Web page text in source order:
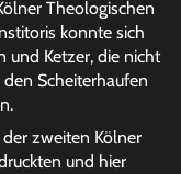
Theologischen
konnte sich
und Ketzer, die nicht
Scheiterhaufen
zweiten Kölner
und hier